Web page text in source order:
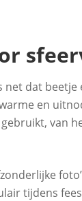
dat beetje
en
van
tijdens